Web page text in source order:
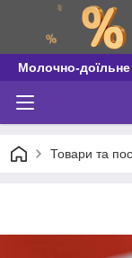
Молочно-доїльне
Товари та